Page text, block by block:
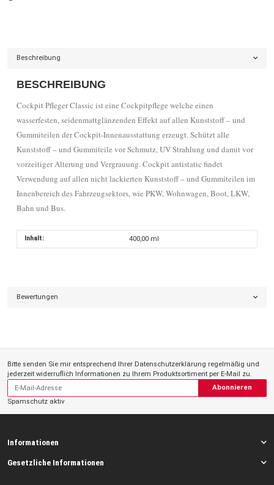
Beschreibung
BESCHREIBUNG
Cockpit Pfleger Classic ist eine Cockpitpflege welche einen
wasserfesten, seidenmattglänzenden Effekt auf allen Kunststoff – und
Gummiteilen der Cockpit-Innenausstattung erzeugt. Schützt alle
Kunststoff – und Gummiteile vor Schmutz, UV Strahlung und damit vor
vorzeitiger Alterung und Vergrauung. Cockpit antistatic findet
Verwendung auf allen nicht lackierten Kunststoff – und Gummiteilen im
Innenbereich des Fahrzeugsektors, wie PKW, Wohnwagen, Boot, LKW,
Bahn und Bus.
Inhalt: 400,00 ml
Bewertungen
Bitte senden Sie mir entsprechend Ihrer Datenschutzerklärung regelmäßig und
jederzeit widerruflich Informationen zu Ihrem Produktsortiment per E-Mail zu.
Abonnieren
Spamschutz aktiv
Informationen
Gesetzliche Informationen